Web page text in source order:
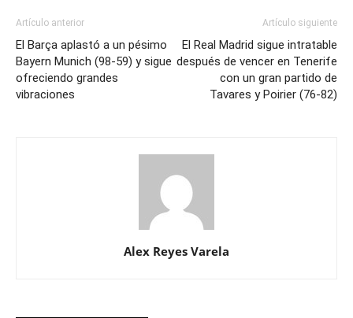
Artículo anterior
El Barça aplastó a un pésimo
Bayern Munich (98-59) y sigue
ofreciendo grandes
vibraciones
Artículo siguiente
El Real Madrid sigue intratable
después de vencer en Tenerife
con un gran partido de
Tavares y Poirier (76-82)
Alex Reyes Varela